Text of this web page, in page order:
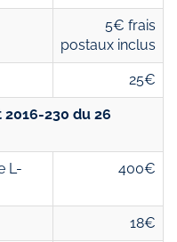
5€ frais
postaux inclus
25€
230 du 26
L-
400€
18€